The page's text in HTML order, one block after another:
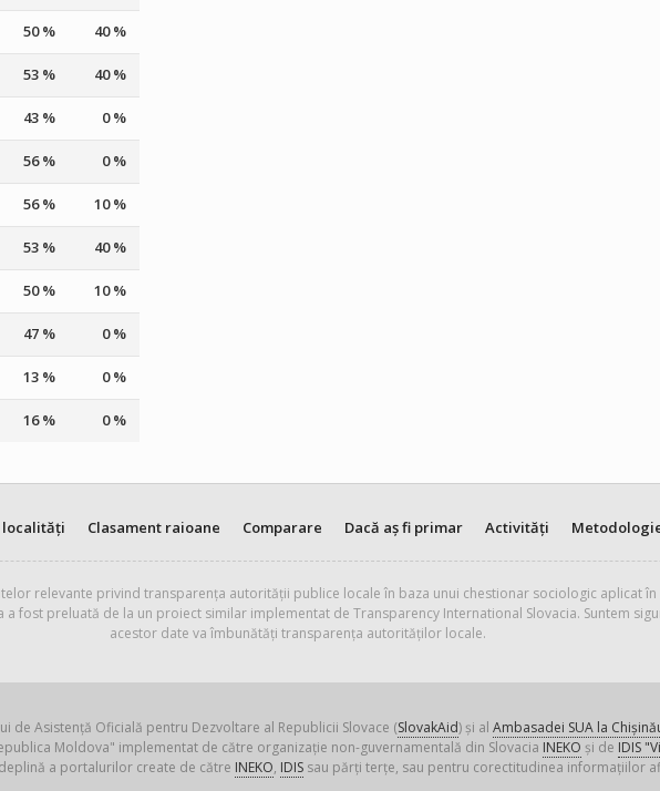
50 % 40 %
53 % 40 %
43 % 0 %
56 % 0 %
56 % 10 %
53 % 40 %
50 % 10 %
47 % 0 %
13 % 0 %
16 % 0 %
localități Clasament raioane Comparare Dacă aș fi primar Activități
relevante privind transparența autorității publice locale în baza unui chestionar sociologic aplicat
fost preluată de la un proiect similar implementat de Transparency International Slovacia. Suntem
acestor date va îmbunătăți transparența autorităților locale.
de Asistență Oficială pentru Dezvoltare al Republicii Slovace (SlovakAid) și al Ambasadei SUA la
Moldova" implementat de către organizație non-guvernamentală din Slovacia INEKO și de IDIS
a portalurilor create de către INEKO, IDISsau părți terțe, sau pentru corectitudinea informațiilor